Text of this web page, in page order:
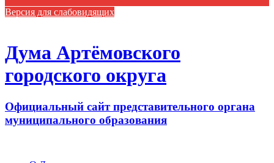
Версия для слабовидящих
Дума Артёмовского
городского округа
Официальный сайт представительного органа
муниципального образования